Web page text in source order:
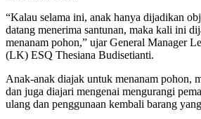
“Kalau selama ini, anak hanya dijadikan
datang menerima santunan, maka kali ini
menanam pohon,” ujar General Manager
(LK) ESQ Thesiana Budisetianti.
Anak-anak diajak untuk menanam pohon,
dan juga diajari mengenai mengurangi
ulang dan penggunaan kembali barang